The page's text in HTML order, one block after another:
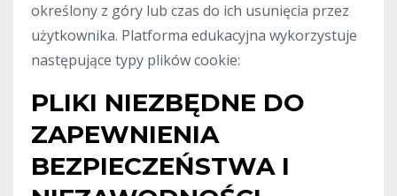
określony z góry lub czas do ich usunięcia przez
użytkownika. Platforma edukacyjna wykorzystuje
następujące typy plików cookie:
PLIKI NIEZBĘDNE DO
ZAPEWNIENIA
BEZPIECZEŃSTWA I